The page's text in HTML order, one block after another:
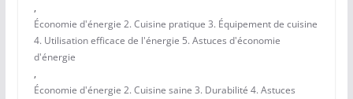
,
Économie d'énergie 2. Cuisine pratique 3. Équipement de cuisine
4. Utilisation efficace de l'énergie 5. Astuces d'économie
d'énergie
,
Économie d'énergie 2. Cuisine saine 3. Durabilité 4. Astuces